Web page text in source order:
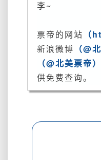
李~
票帝的网站
新浪微博
（@
（@北美票帝）
供免费查询。